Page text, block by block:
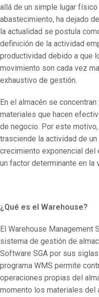
allá de un simple lugar
abastecimiento, ha dejado
la actualidad se postula
definición de la actividad
productividad debido a que
movimiento son cada vez
exhaustivo de gestión.
En el almacén se
materiales que hacen
de negocio. Por este
trasciende la actividad de
crecimiento exponencial del
un factor determinante en
¿Qué es el Warehouse?
El Warehouse Management
sistema de gestión de
Software SGA por sus
programa WMS permite
operaciones propias del
momento los materiales del